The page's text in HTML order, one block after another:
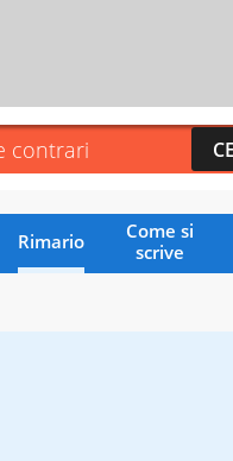
Rimario
Come si
scrive